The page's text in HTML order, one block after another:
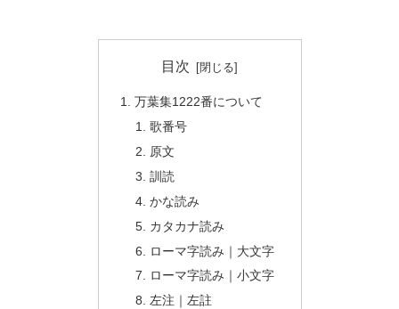
目次
万葉集1222番について
歌番号
原文
訓読
かな読み
カタカナ読み
ローマ字読み｜大文字
ローマ字読み｜小文字
左注｜左註